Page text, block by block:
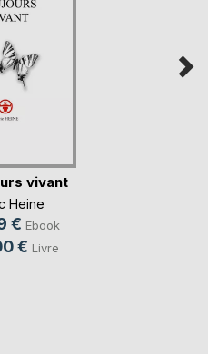
vivant
Heine
€ Ebook
€ Livre